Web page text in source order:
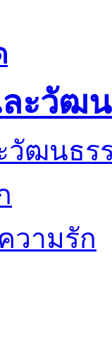
ะวัฒ
วามรัก